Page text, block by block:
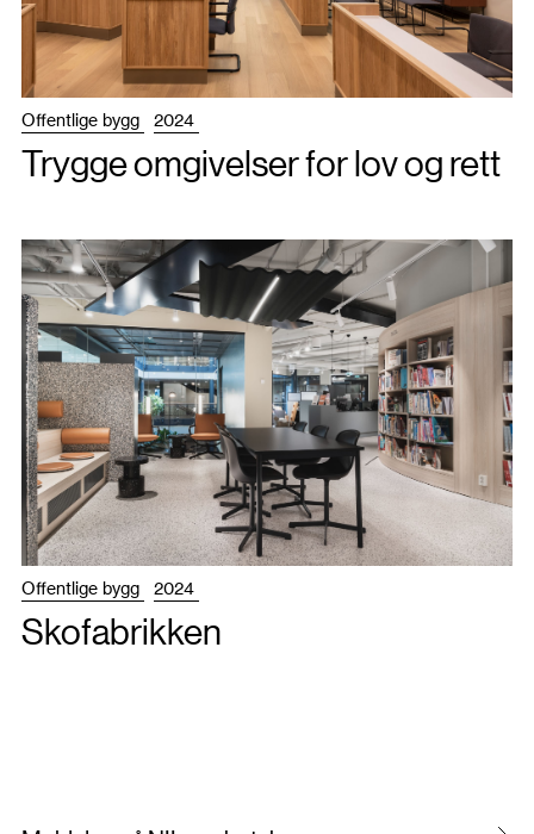
Offentlige bygg 2024
Trygge omgivelser for lov og rett
Offentlige bygg 2024
Skofabrikken